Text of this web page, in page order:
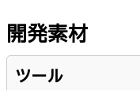
開発素材
ツール